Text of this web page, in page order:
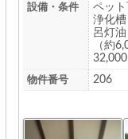
設備・条件
ペッ
浄化
呂灯
（約
物件番号 206